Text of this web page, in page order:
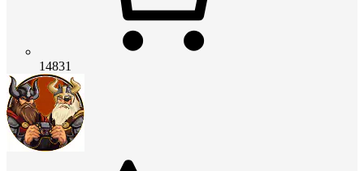
14831